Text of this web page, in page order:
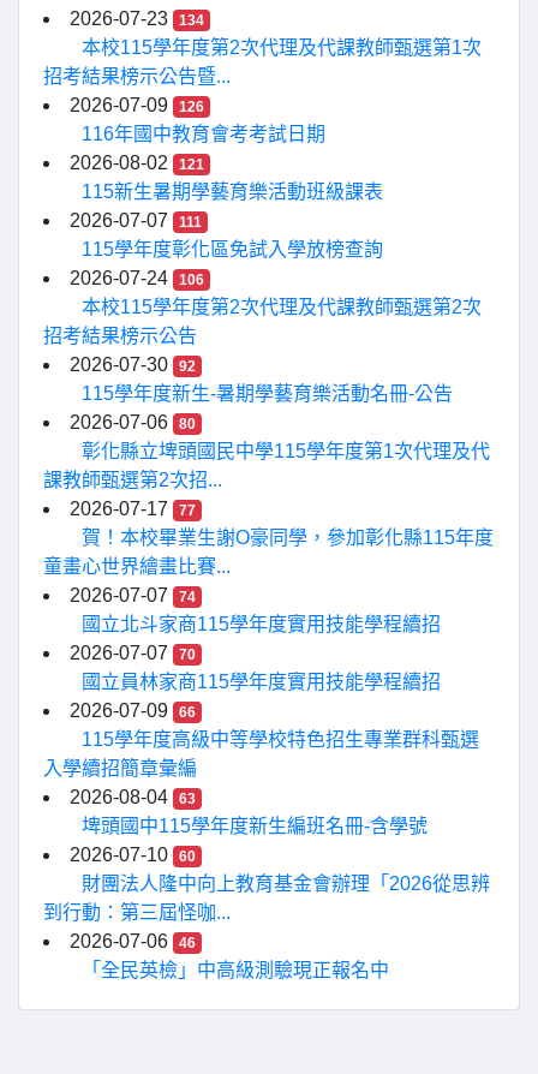
2026-07-23 134
本校115學年度第2次代理及代課教師甄選第1次
招考結果榜示公告暨...
2026-07-09
126
116年國中教育會考考試日期
2026-08-02
121
115新生暑期學藝育樂活動班級課表
2026-07-07
111
115學年度彰化區免試入學放榜查詢
2026-07-24
106
本校115學年度第2次代理及代課教師甄選第2次
招考結果榜示公告
2026-07-30
92
115學年度新生-暑期學藝育樂活動名冊-公告
2026-07-06
80
彰化縣立埤頭國民中學115學年度第1次代理及代
課教師甄選第2次招...
2026-07-17
77
賀！本校畢業生謝O豪同學，參加彰化縣115年度
童畫心世界繪畫比賽...
2026-07-07
74
國立北斗家商115學年度實用技能學程續招
2026-07-07
70
國立員林家商115學年度實用技能學程續招
2026-07-09
66
115學年度高級中等學校特色招生專業群科甄選
入學續招簡章彙編
2026-08-04
63
埤頭國中115學年度新生編班名冊-含學號
2026-07-10
60
財團法人隆中向上教育基金會辦理「2026從思辨
到行動：第三屆怪咖...
2026-07-06
46
「全民英檢」中高級測驗現正報名中